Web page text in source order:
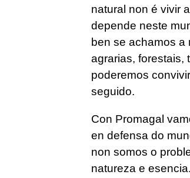
natural non é vivir
depende neste
ben se achamos a
agrarias, forestais,
poderemos
seguido.
Con Promagal
en defensa do
non somos o
natureza e esencia.